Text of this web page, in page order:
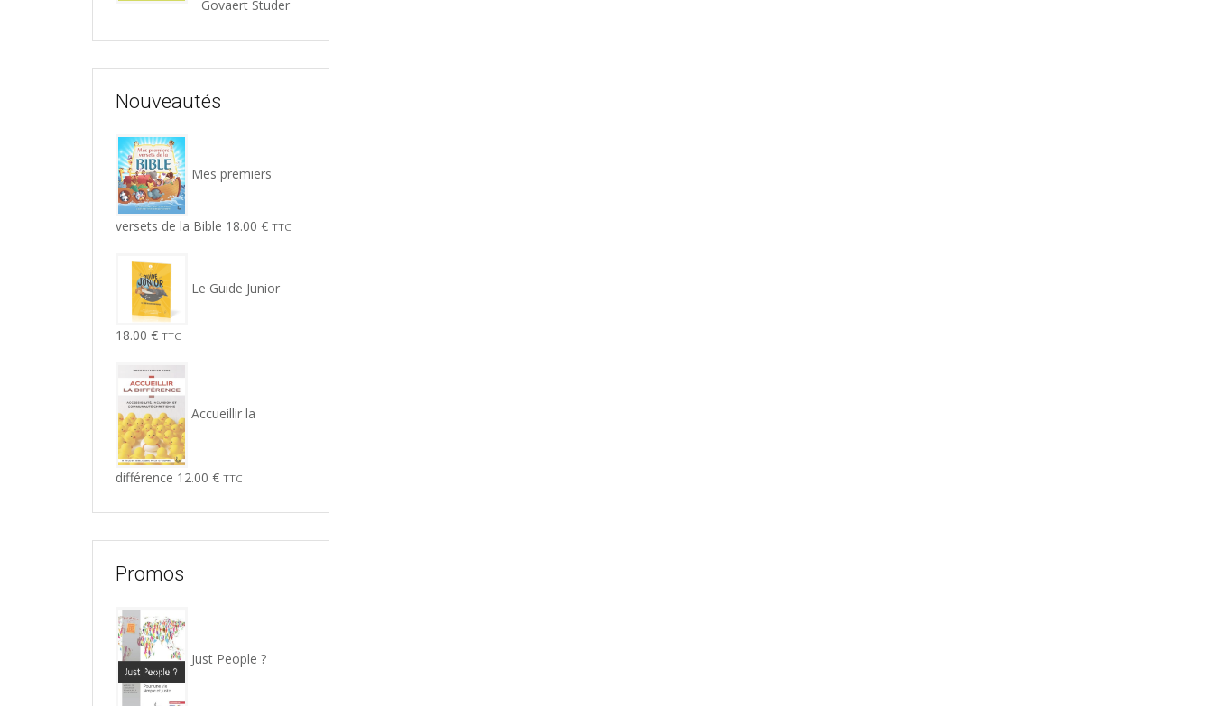
Govaert Studer
Nouveautés
Mes premiers
versets de la Bible 18.00 € TTC
Le Guide Junior
18.00 € TTC
Accueillir la
différence 12.00 € TTC
Promos
Just People ?